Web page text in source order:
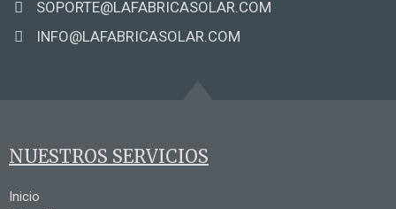
SOPORTE@LAFABRICASOLAR.COM
INFO@LAFABRICASOLAR.COM
NUESTROS SERVICIOS
Inicio